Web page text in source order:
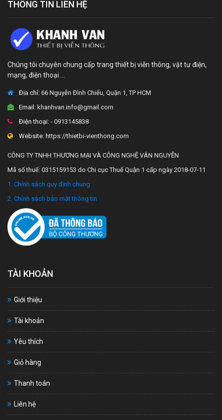
THÔNG TIN LIÊN HỆ
Chúng tôi chuyên chung cấp trang thiết bị viễn thông, vật tư điện,
mạng, điện thoại ...
Địa chỉ: 66 Nguyễn Đình Chiểu, Quận 1, TP HCM
Email: khanhvan.info@gmail.com
Điện thoại: - 0913145838
Website: https://thietbi-vienthong.com
CÔNG TY TNHH THƯƠNG MẠI VÀ CÔNG NGHỆ VÂN NGUYỄN
Mã số thuế: 0315159153 do Chi cục Thuế Quận 1 cấp ngày 2018-07-11
1. Chính sách quy định chung
2. Chính sách bảo mật thông tin
TÀI KHOẢN
Giới thiệu
Tài khoản
Yêu thích
Giỏ hàng
Thanh toán
Liên hệ